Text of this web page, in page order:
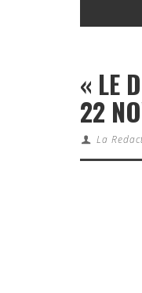
« LE
22
La